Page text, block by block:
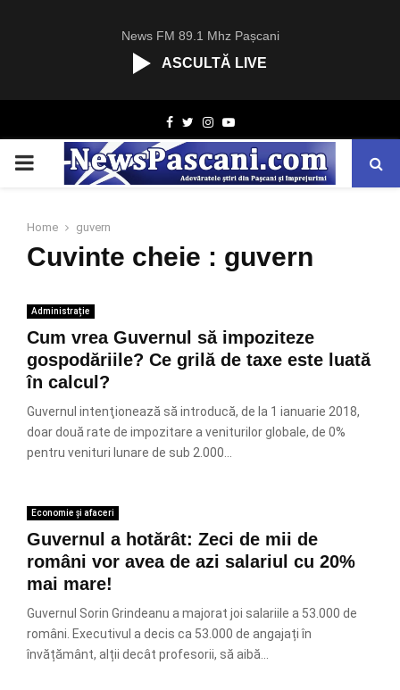
News FM 89.1 Mhz Pașcani
ASCULTĂ LIVE
Facebook
TwitterInstagram
Youtube
PRIMARY
Home guvern
Cuvinte cheie : guvern
Administrație
Cum vrea Guvernul să impoziteze
gospodăriile? Ce grilă de taxe este luată
în calcul?
Guvernul intenţionează să introducă, de la 1 ianuarie 2018,
doar două rate de impozitare a veniturilor globale, de 0%
pentru venituri lunare de sub 2.000...
Economie și afaceri
Guvernul a hotărât: Zeci de mii de
români vor avea de azi salariul cu 20%
mai mare!
Guvernul Sorin Grindeanu a majorat joi salariile a 53.000 de
români. Executivul a decis ca 53.000 de angajați în
învățământ, alții decât profesorii, să aibă...